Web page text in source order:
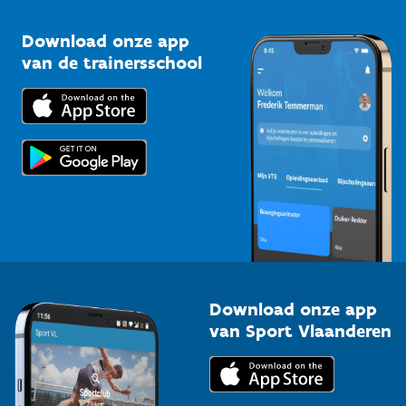
Bedrijven
Trainers en begeleiders
Topsporters
Kennisplatform
Downloads
Voor de pers
Download onze app
van de trainersschool
Download onze app
van Sport Vlaanderen